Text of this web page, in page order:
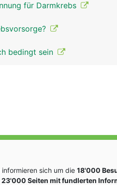
für Darmkrebs
bedingt sein
informieren sich um die 18'000
23'000 Seiten mit fundlerten